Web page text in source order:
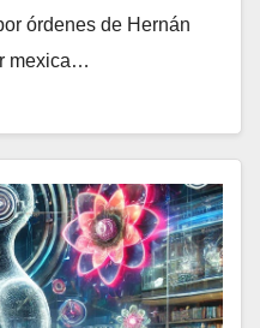
órdenes de Hernán
mexica…